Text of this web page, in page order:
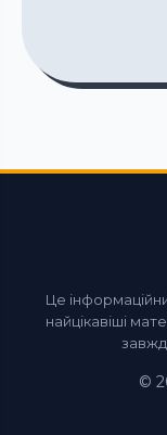
Це
найцікавіші
©